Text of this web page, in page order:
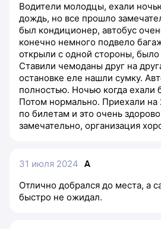
Водители молодцы, ехали
дождь, но все прошло
был кондиционер, автобус
конечно немного подвело
открыли с одной стороны,
Ставили чемоданы друг на
остановке еле нашли сумку.
полностью. Ночью когда ехали
Потом нормально. Приехали на
по билетам и это очень
замечательно, организация
31 июля 2024 А
Отлично добрался до места, а
быстро не ожидал.